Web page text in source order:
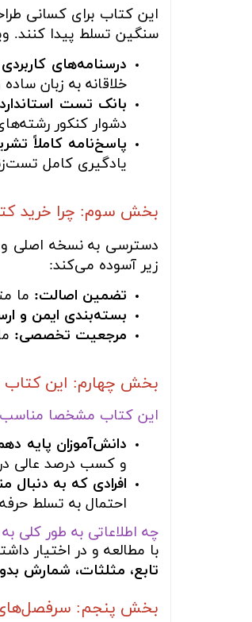
این کتاب برای کسانی
سنگین تسلط پیدا کنند.
درسنامه‌های
خلاقانه به زبان
بانک تست
دشوار کنکور
پاسخ‌نامه کاملاً
یادگیری کامل
بخش سوم: چرا خرید
دسترسی به نسخه اصلی و
زیر آسوده می‌کند:
تضمین اصالت: ما
بسته‌بندی ایمن و
مرجعیت تخصصی:
بخش چهارم: این کتاب
این کتاب مشخصا
دانش‌آموزان پایه
و کسب درصد عالی
افرادی که به دنبال
احتمال به تسلط
چه اطلاعاتی به طور کلی
با مطالعه و در اختیار
تابع، مثلثات، شمارش
بخش پنجم: